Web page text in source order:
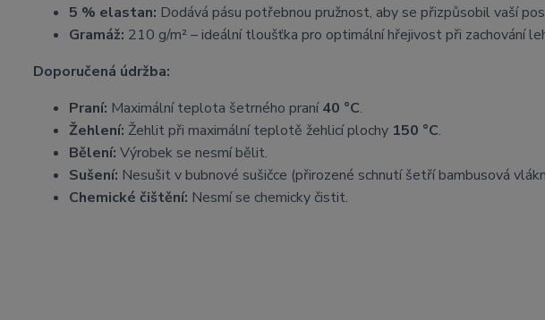
5 % elastan: Dodává pásu potřebnou pružnost, aby se přizpůsobil vaší
Gramáž: 210 g/m² – ideální tloušťka pro optimální hřejivost při zachování
Doporučená údržba:
Praní: Maximální teplota šetrného praní40 °C.
Žehlení: Žehlit při maximální teplotě žehlicí plochy 150 °C.
Bělení: Výrobek se nesmí bělit.
Sušení: Nesušit v bubnové sušičce (přirozené schnutí šetří bambusová
Chemické čištění: Nesmí se chemicky čistit.